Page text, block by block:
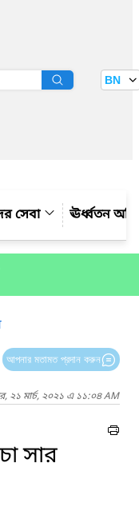
BN
সেবা ঊর্ধ্বতন
আপনার মতামত প্রদান করুন
২১ মার্চ, ২০২১ এ ১১:০৪ AM
সার